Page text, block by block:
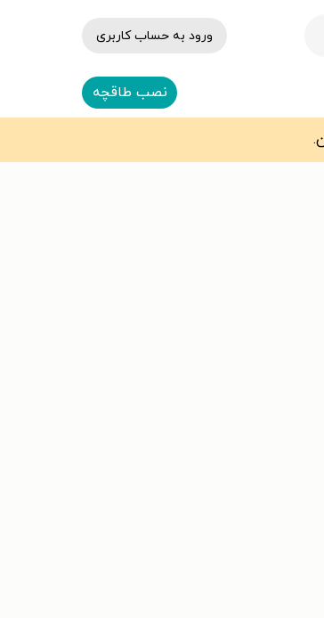
ورود به حساب کاربری
نصب طاقچه